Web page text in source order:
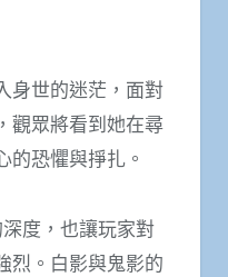
身世的迷茫，面對
觀眾將看到她在尋
的恐懼與掙扎。
度，也讓玩家對
烈。白影與鬼影的